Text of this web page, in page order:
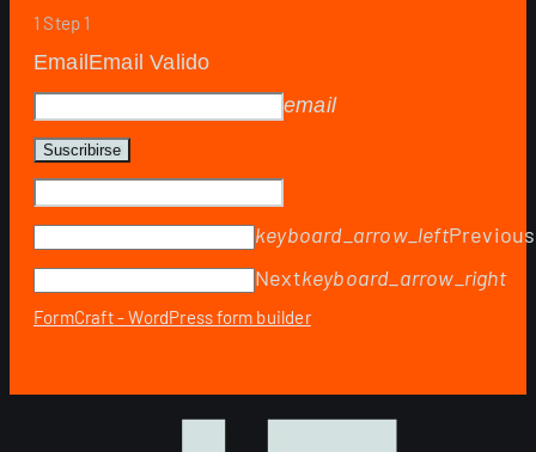
1 Step 1
Email Email Valido
email
Suscribirse
keyboard_arrow_leftPrevious
Nextkeyboard_arrow_right
FormCraft - WordPress form builder